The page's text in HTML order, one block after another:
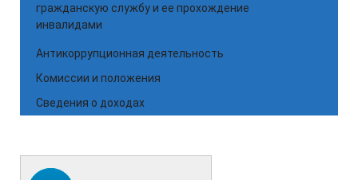
гражданскую службу и ее прохождение
инвалидами
Антикоррупционная деятельность
Комиссии и положения
Сведения о доходах